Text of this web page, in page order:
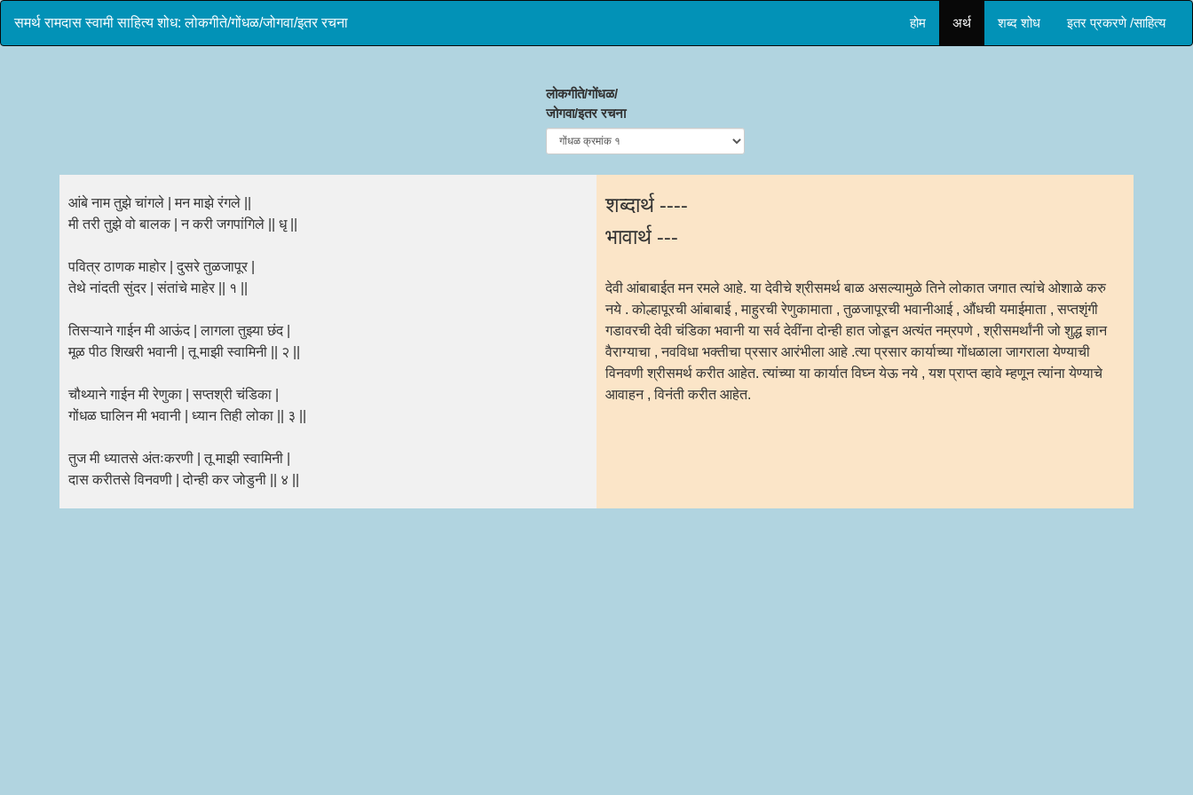
समर्थ रामदास स्वामी साहित्य शोध: लोकगीते/गोंधळ/जोगवा/इतर रचना होम अर्थ शब्द शोध इतर प्रकरणे /साहित्य
लोकगीते/गोंधळ/
जोगवा/इतर रचना
आंबे नाम तुझे चांगले | मन माझे रंगले ||
मी तरी तुझे वो बालक | न करी जगपांगिले || धृ ||
पवित्र ठाणक माहोर | दुसरे तुळजापूर |
तेथे नांदती सुंदर | संतांचे माहेर || १ ||
तिसऱ्याने गाईन मी आऊंद | लागला तुझ्या छंद |
मूळ पीठ शिखरी भवानी | तू माझी स्वामिनी || २ ||
चौथ्याने गाईन मी रेणुका | सप्तश्री चंडिका |
गोंधळ घालिन मी भवानी | ध्यान तिही लोका || ३ ||
तुज मी ध्यातसे अंतःकरणी | तू माझी स्वामिनी |
दास करीतसे विनवणी | दोन्ही कर जोडुनी || ४ ||
शब्दार्थ ----
भावार्थ ---
देवी आंबाबाईत मन रमले आहे. या देवीचे श्रीसमर्थ बाळ असल्यामुळे तिने लोकात जगात त्यांचे ओशाळे करु
नये . कोल्हापूरची आंबाबाई , माहुरची रेणुकामाता , तुळजापूरची भवानीआई , औंधची यमाईमाता , सप्तशृंगी
गडावरची देवी चंडिका भवानी या सर्व देवींना दोन्ही हात जोडून अत्यंत नम्रपणे , श्रीसमर्थांनी जो शुद्ध ज्ञान
वैराग्याचा , नवविधा भक्तीचा प्रसार आरंभीला आहे .त्या प्रसार कार्याच्या गोंधळाला जागराला येण्याची
विनवणी श्रीसमर्थ करीत आहेत. त्यांच्या या कार्यात विघ्न येऊ नये , यश प्राप्त व्हावे म्हणून त्यांना येण्याचे
आवाहन , विनंती करीत आहेत.